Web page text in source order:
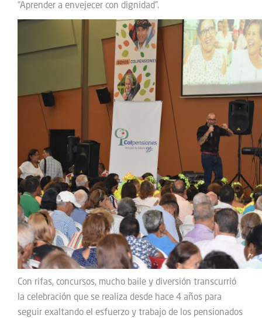
“Aprender a envejecer con dignidad”.
Con rifas, concursos, mucho baile y diversión transcurrió
la celebración que se realiza desde hace 4 años para
seguir exaltando el esfuerzo y trabajo de los pensionados